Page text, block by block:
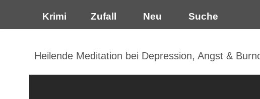
Krimi Zufall Neu Suche
Heilende Meditation bei Depression, Angst &